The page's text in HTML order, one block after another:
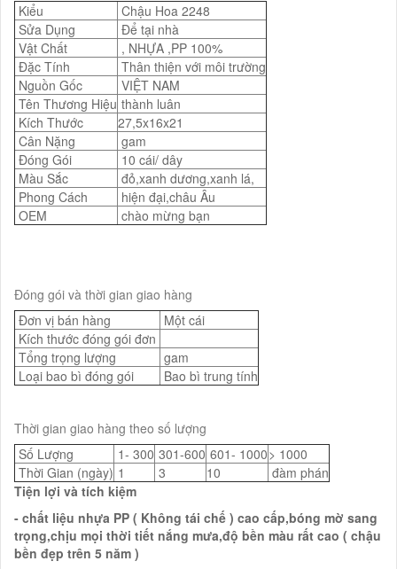
Kiểu
Chậu Hoa 2248
Sửa Dụng
Để tại nhà
Vật Chất
, NHỰA ,PP 100%
Đặc Tính
Thân thiện với môi trường
Nguồn Gốc
VIỆT NAM
Tên Thương Hiệu thành luân
Kích Thước
27,5x16x21
Cân Nặng
gam
Đóng Gói
10 cái/ dây
Màu Sắc
đỏ,xanh dương,xanh lá,
Phong Cách
hiện đại,châu Âu
OEM
chào mừng bạn
Đóng gói và thời gian giao hàng
Đơn vị bán hàng
Một cái
Kích thước đóng gói đơn
Tổng trọng lượng
gam
Loại bao bì đóng gói
Bao bì trung tính
Thời gian giao hàng theo số lượng
Số Lượng
1- 300 301-600 601- 1000> 1000
Thời Gian (ngày) 1 3 10
đàm phán
Tiện lợi và tích kiệm
- chất liệu nhựa PP ( Không tái chế ) cao cấp,bóng mờ sang
trọng,chịu mọi thời tiết nắng mưa,độ bền màu rất cao ( chậu
bền đẹp trên 5 năm )